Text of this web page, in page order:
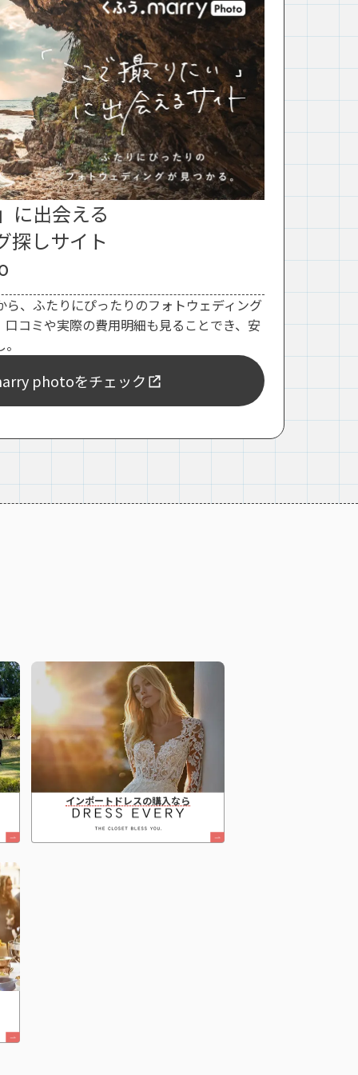
に出会える
探しサイト
、ふたりにぴったりのフォトウェディング
コミや実際の費用明細も見ることでき、安
photoをチェック
インポートドレスの購入なら